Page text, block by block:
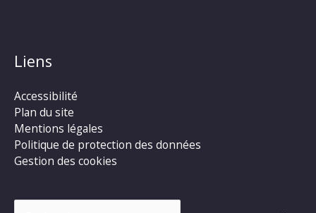
Liens
Accessibilité
Plan du site
Mentions légales
Politique de protection des données
Gestion des cookies